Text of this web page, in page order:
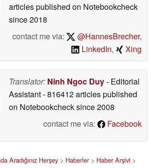
articles published on Notebookcheck
since 2018
contact me via:
@HannesBrecher,
LinkedIn, Xing
Translator: Ninh Ngoc Duy- Editorial
Assistant- 816412 articles published
on Notebookchecksince 2008
contact me via:
Facebook
Aradığınız Herşey > Haberler> Haber Arşivi >